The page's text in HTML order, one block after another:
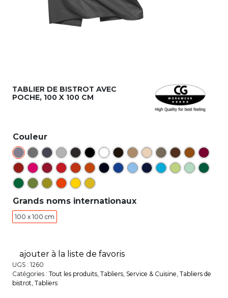
TABLIER DE BISTROT AVEC
POCHE, 100 X 100 CM
Couleur
Grands noms internationaux
100 x 100 cm
ajouter à la liste de favoris
UGS : 1260
Catégories : Tout les produits, Tabliers, Service & Cuisine, Tabliers de
bistrot, Tabliers